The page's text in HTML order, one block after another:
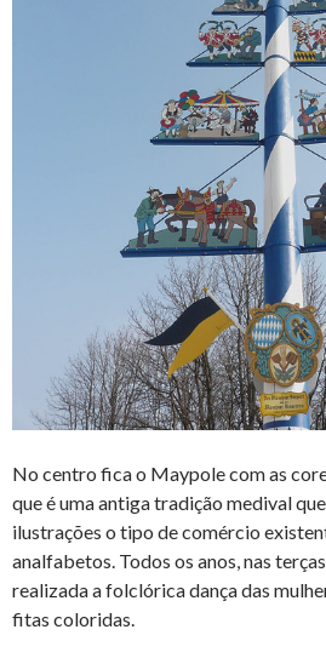
No centro fica o Maypole com as
que é uma antiga tradição medival
ilustrações o tipo de comércio
analfabetos. Todos os anos, nas
realizada a folclórica dança das
fitas coloridas.